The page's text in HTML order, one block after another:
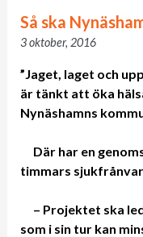
Så ska
3 oktober, 2016
”Jaget, laget och
är tänkt att öka
Nynäshamns
Där har en
timmars
– Projektet ska
som i sin tur kan